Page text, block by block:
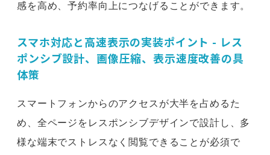
感を高め、予約率向上につなげることができます。
スマホ対応と高速表示の実装ポイント - レス
ポンシブ設計、画像圧縮、表示速度改善の具
体策
スマートフォンからのアクセスが大半を占めるた
め、全ページをレスポンシブデザインで設計し、多
様な端末でストレスなく閲覧できることが必須で